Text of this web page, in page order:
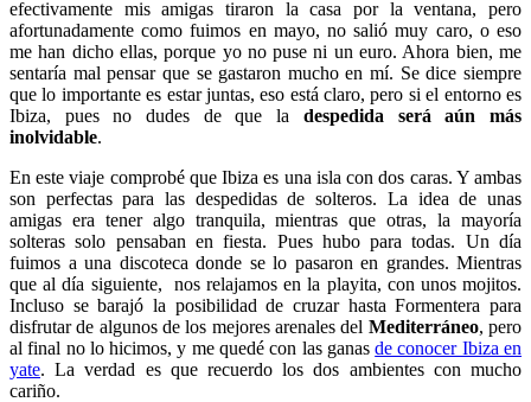
efectivamente mis amigas tiraron la casa por la ventana, pero
afortunadamente como fuimos en mayo, no salió muy caro, o eso
me han dicho ellas, porque yo no puse ni un euro. Ahora bien, me
sentaría mal pensar que se gastaron mucho en mí. Se dice siempre
que lo importante es estar juntas, eso está claro, pero si el entorno es
Ibiza, pues no dudes de que la despedida será aún más
inolvidable.
En este viaje comprobé que Ibiza es una isla con dos caras. Y ambas
son perfectas para las despedidas de solteros. La idea de unas
amigas era tener algo tranquila, mientras que otras, la mayoría
solteras solo pensaban en fiesta. Pues hubo para todas. Un día
fuimos a una discoteca donde se lo pasaron en grandes. Mientras
que al día siguiente, nos relajamos en la playita, con unos mojitos.
Incluso se barajó la posibilidad de cruzar hasta Formentera para
disfrutar de algunos de los mejores arenales del Mediterráneo, pero
al final no lo hicimos, y me quedé con las ganasde conocer Ibiza en
yate. La verdad es que recuerdo los dos ambientes con mucho
cariño.